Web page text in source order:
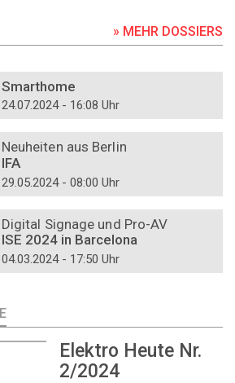
» MEHR DOSSIERS
Smarthome
24.07.2024 - 16:08 Uhr
Neuheiten aus Berlin
IFA
29.05.2024 - 08:00 Uhr
Digital Signage und Pro-AV
ISE 2024 in Barcelona
04.03.2024 - 17:50 Uhr
Elektro Heute Nr.
2/2024